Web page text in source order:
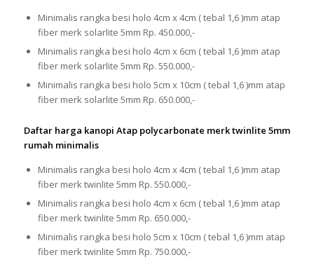
Minimalis rangka besi holo 4cm x 4cm ( tebal 1,6 )mm atap
fiber merk solarlite 5mm Rp. 450.000,-
Minimalis rangka besi holo 4cm x 6cm ( tebal 1,6 )mm atap
fiber merk solarlite 5mm Rp. 550.000,-
Minimalis rangka besi holo 5cm x 10cm ( tebal 1,6 )mm atap
fiber merk solarlite 5mm Rp. 650.000,-
Daftar harga kanopi Atap polycarbonate merk twinlite 5mm
rumah minimalis
Minimalis rangka besi holo 4cm x 4cm ( tebal 1,6 )mm atap
fiber merk twinlite 5mm Rp. 550.000,-
Minimalis rangka besi holo 4cm x 6cm ( tebal 1,6 )mm atap
fiber merk twinlite 5mm Rp. 650.000,-
Minimalis rangka besi holo 5cm x 10cm ( tebal 1,6 )mm atap
fiber merk twinlite 5mm Rp. 750.000,-